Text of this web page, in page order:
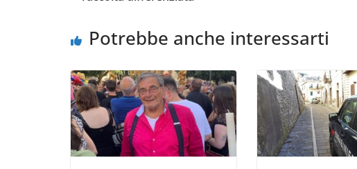
Potrebbe anche interessarti